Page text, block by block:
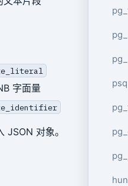
字面量
JSON 对象。